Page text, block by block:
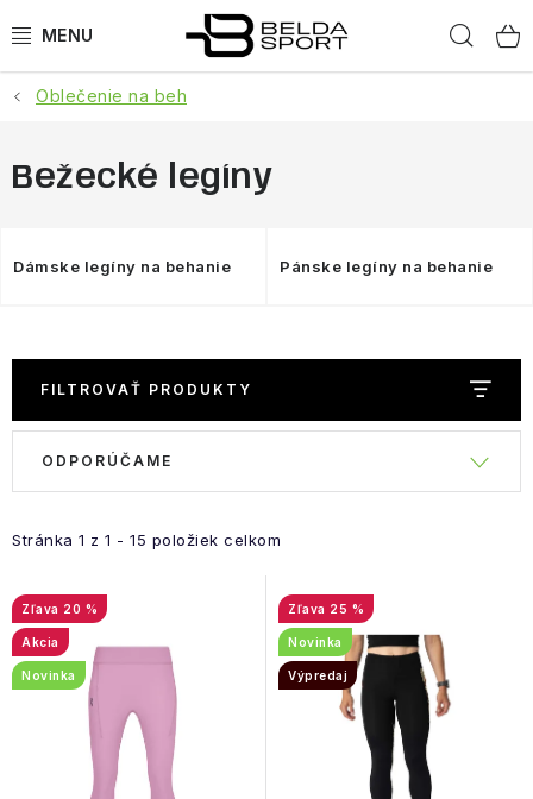
na
ŠPORTY
BEH
DOPLNKY
NAŠE SLUŽBY
VÝPREDAJ
ZNAČKY
Vrátenie a výmena Doprava a platba
Blog
Moja objednávka
Oblečenie na beh
Bežecké legíny
Dámske legíny na behanie Pánske legíny na behanie
FILTROVAŤ PRODUKTY
ý
i
s
p
r
o
Stránka 1 z 1 - 15 položiek celkom
e
i
e
p
ODPORÚČAME
20 %
Akcia
Novinka
25 %
Novinka
Výpredaj